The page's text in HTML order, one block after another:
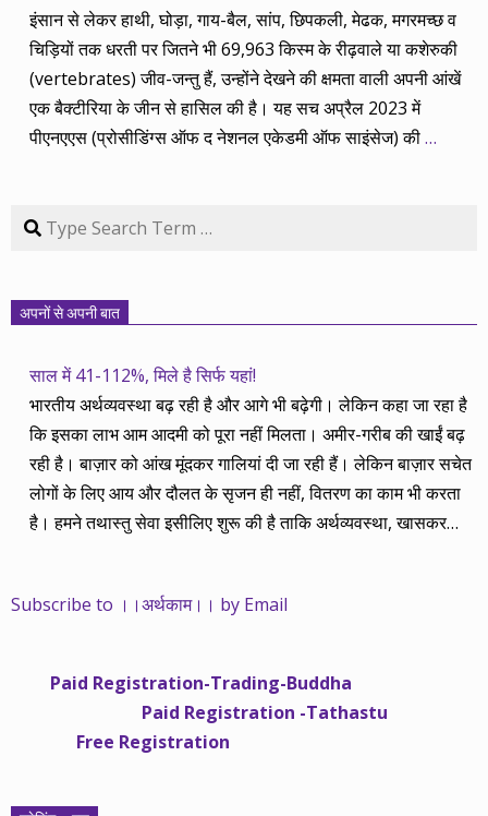
इंसान से लेकर हाथी, घोड़ा, गाय-बैल, सांप, छिपकली, मेढक, मगरमच्छ व
चिड़ियों तक धरती पर जितने भी 69,963 किस्म के रीढ़वाले या कशेरुकी
(vertebrates) जीव-जन्तु हैं, उन्होंने देखने की क्षमता वाली अपनी आंखें
एक बैक्टीरिया के जीन से हासिल की है। यह सच अप्रैल 2023 में
पीएनएएस (प्रोसीडिंग्स ऑफ द नेशनल एकेडमी ऑफ साइंसेज) की…
Search
अपनों से अपनी बात
साल में 41-112%, मिले है सिर्फ यहां!
भारतीय अर्थव्यवस्था बढ़ रही है और आगे भी बढ़ेगी। लेकिन कहा जा रहा है
कि इसका लाभ आम आदमी को पूरा नहीं मिलता। अमीर-गरीब की खाईं बढ़
रही है। बाज़ार को आंख मूंदकर गालियां दी जा रही हैं। लेकिन बाज़ार सचेत
लोगों के लिए आय और दौलत के सृजन ही नहीं, वितरण का काम भी करता
है। हमने तथास्तु सेवा इसीलिए शुरू की है ताकि अर्थव्यवस्था, खासकर
महंगाई की दर 10 प्रतिशत से ऊपर रहती है। वे भागकर जाते हैं सोने और
साढ़े चार सालों से अर्थकाम से जुड़े हैं, वे हमारी ईमानदारी और सत्यनिष्ठा से
भलीभांति वाकिफ हैं। शुरू में हम भी कच्चे थे तो बाज़ार के उस्तादों के जाल
में फंस गए। गलतियां कीं। लेकिन जैसे ही समझ में आया, खटाक से उनसे
Subscribe to ।।अर्थकाम।। by Email
Paid Registration-Trading-Buddha
Paid Registration -Tathastu
Free Registration